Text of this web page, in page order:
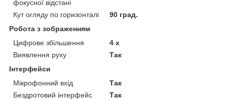
фокусної відстані
Кут огляду по горизонталі
90 град.
Робота з зображенням
Цифрове збільшення
4 х
Виявлення руху
Так
Інтерфейси
Мікрофонний вхід
Так
Бездротовий інтерфейс
Так